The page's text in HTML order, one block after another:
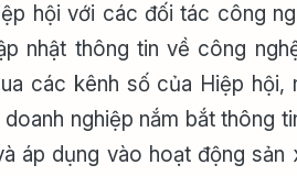
hội với các đối tác công
nhật thông tin về công
các kênh số của Hiệp hội,
nghiệp nắm bắt thông
áp dụng vào hoạt động sản